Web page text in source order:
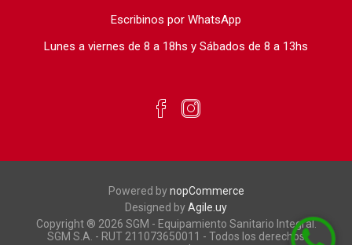
Escribinos por WhatsApp
Lunes a viernes de 8 a 18hs y Sábados de 8 a 13hs
Powered bynopCommerce
Designed byAgile.uy
Copyright ® 2026 SGM - Equipamiento Sanitario Integral.
SGM S.A. - RUT 211073650011 - Todos los derechos